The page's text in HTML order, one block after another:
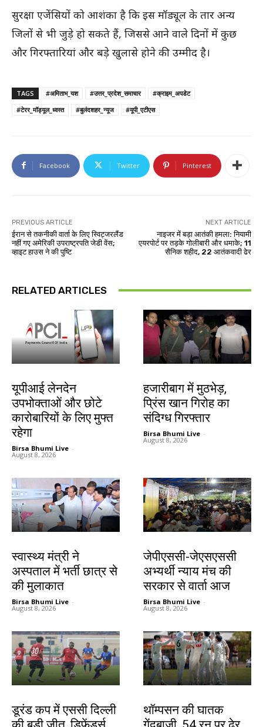
सुरक्षा एजेंसियों को आशंका है कि इस मॉड्यूल के तार अन्य
जिलों से भी जुड़े हो सकते हैं, जिससे आने वाले दिनों में कुछ
और गिरफ्तारियां और बड़े खुलासे होने की उम्मीद है।
TAGS #अमिताभ_यश #उत्तर_प्रदेश_समाचार
#क्राइम_अपडेट
#टेरर_मॉड्यूल_ध्वस्त
#बुलंदशहर_न्यूज #यूपी_एटीएस
Facebook Twitter Pinterest
PREVIOUS ARTICLE
ईरान से तकनीकी वार्ता के लिए स्विट्जरलैंड
नहीं गए अमेरिकी उपराष्ट्रपति जेडी वेंस;
व्हाइट हाउस ने की पुष्टि
NEXT ARTICLE
नाइजर में बड़ा आतंकी हमला: नियामी
एयरपोर्ट पर तड़के गोलीबारी और धमाके; 11
सैनिक शहीद, 22 आतंकवादी ढेर
RELATED ARTICLES
यूपीआई लेनदेन
उपभोक्ताओं और छोटे
कारोबारियों के लिए मुफ्त
रहेगा
Birsa Bhumi Live -
August 8, 2026
हजारीबाग में मुठभेड़,
प्रिंस खान गिरोह का
संदिग्ध गिरफ्तार
Birsa Bhumi Live -
August 8, 2026
स्वास्थ्य मंत्री ने
अस्पताल में भर्ती छात्र से
की मुलाकात
Birsa Bhumi Live -
August 8, 2026
जेपीएससी-जेएसएससी
अभ्यर्थी न्याय मंच की
सरकार से वार्ता आज
Birsa Bhumi Live -
August 8, 2026
डूरंड कप में एससी दिल्ली
थॉम्पसन की घातक